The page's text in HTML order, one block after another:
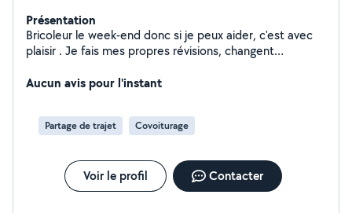
Présentation
Bricoleur le week-end donc si je peux aider, c'est avec
plaisir . Je fais mes propres révisions, changent
en profondeur . Je perce , je monte , démonte , je peux
ferai un plaisir d'y répondre
Aucun avis pour l'instant
Partage de trajet Covoiturage
Voir le profil Contacter